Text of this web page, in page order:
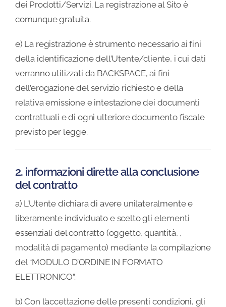
dei Prodotti/Servizi. La registrazione al Sito è
comunque gratuita.
e) La registrazione è strumento necessario ai fini
della identificazione dell’Utente/cliente, i cui dati
verranno utilizzati da BACKSPACE, ai fini
dell’erogazione del servizio richiesto e della
relativa emissione e intestazione dei documenti
contrattuali e di ogni ulteriore documento fiscale
previsto per legge.
2. informazioni dirette alla conclusione
del contratto
a) L’Utente dichiara di avere unilateralmente e
liberamente individuato e scelto gli elementi
essenziali del contratto (oggetto, quantità, ,
modalità di pagamento) mediante la compilazione
del “MODULO D’ORDINE IN FORMATO
ELETTRONICO”.
b) Con l’accettazione delle presenti condizioni, gli